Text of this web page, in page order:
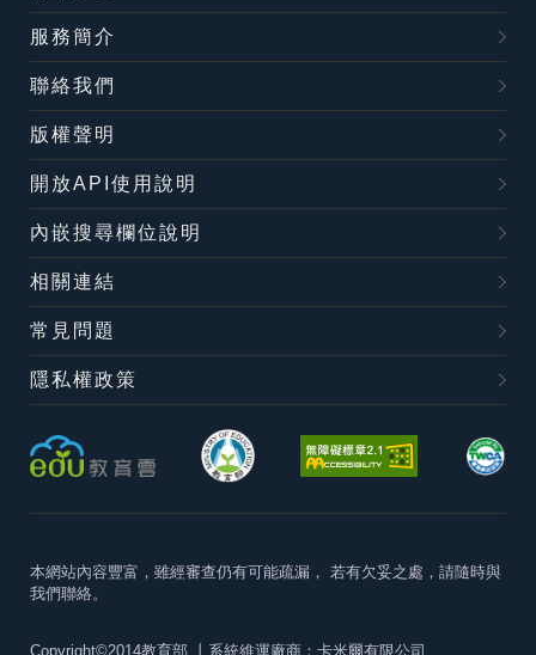
服務簡介
聯絡我們
版權聲明
開放API使用說明
內嵌搜尋欄位說明
相關連結
常見問題
隱私權政策
本網站內容豐富，雖經審查仍有可能疏漏， 若有欠妥之處，請隨時與
我們聯絡。
Copyright©2014教育部 丨系統維運廠商：卡米爾有限公司